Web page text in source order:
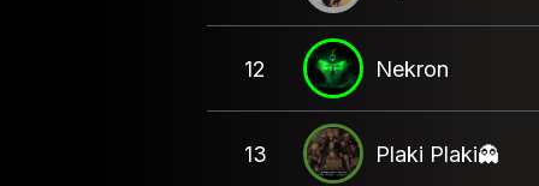
12 Nekron
13 Plaki Plaki👻